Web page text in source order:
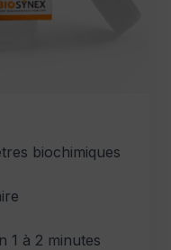
biochimiques
1 à 2 minutes